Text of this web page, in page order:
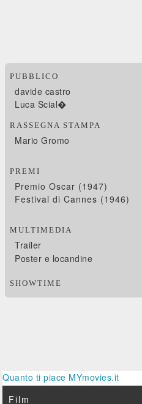
PUBBLICO
davide castro
Luca Scial�
RASSEGNA STAMPA
Mario Gromo
PREMI
Premio Oscar (1947)
Festival di Cannes (1946)
MULTIMEDIA
Trailer
Poster e locandine
SHOWTIME
Quanto ti piace MYmovies.it
Film